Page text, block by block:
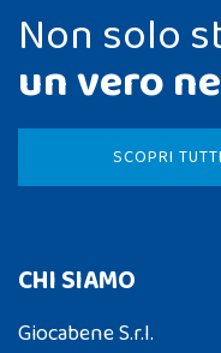
Non solo
un vero
SCOPRI
CHI SIAMO
Giocabene S.r.l.